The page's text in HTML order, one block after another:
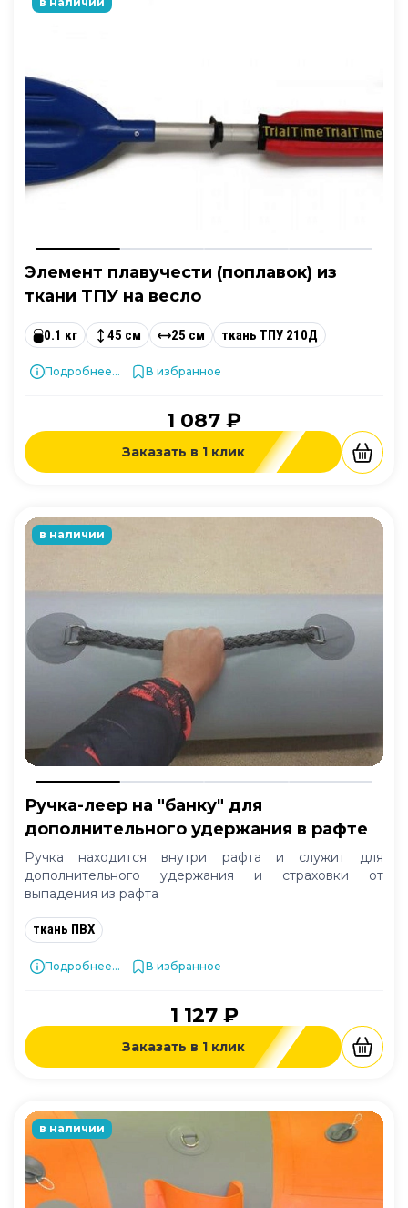
Элемент плавучести (поплавок) из
ткани ТПУ на весло
0.1 кг 45 см 25 см ткань ТПУ 210Д
Подробнее... В избранное
1 087 ₽
Заказать в 1 клик
в наличии
Ручка-леер на "банку" для
дополнительного удержания в рафте
Ручка находится внутри рафта и служит для
дополнительного удержания и страховки от
выпадения из рафта
ткань ПВХ
Подробнее... В избранное
1 127 ₽
Заказать в 1 клик
в наличии